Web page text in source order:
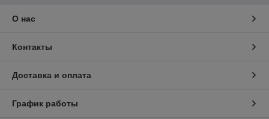
О нас
Контакты
Доставка и оплата
График работы